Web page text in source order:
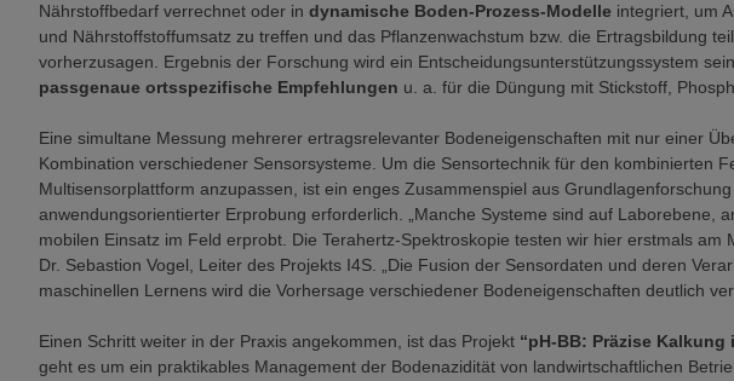
Nährstoffbedarf verrechnet oder in dynamische Boden-Prozess-Modelle integriert, um
und Nährstoffstoffumsatz zu treffen und das Pflanzenwachstum bzw. die Ertragsbildung
vorherzusagen. Ergebnis der Forschung wird ein Entscheidungsunterstützungssystem
passgenaue ortsspezifische Empfehlungen u. a. für die Düngung mit Stickstoff,
Eine simultane Messung mehrerer ertragsrelevanter Bodeneigenschaften mit nur einer
Kombination verschiedener Sensorsysteme. Um die Sensortechnik für den kombinierten
Multisensorplattform anzupassen, ist ein enges Zusammenspiel aus
anwendungsorientierter Erprobung erforderlich. „Manche Systeme sind auf Laborebene,
mobilen Einsatz im Feld erprobt. Die Terahertz-Spektroskopie testen wir hier erstmals am
Dr. Sebastion Vogel, Leiter des Projekts I4S. „Die Fusion der Sensordaten und deren
maschinellen Lernens wird die Vorhersage verschiedener Bodeneigenschaften deutlich
Einen Schritt weiter in der Praxis angekommen, ist das Projekt “pH-BB: Präzise
geht es um ein praktikables Management der Bodenazidität von landwirtschaftlichen